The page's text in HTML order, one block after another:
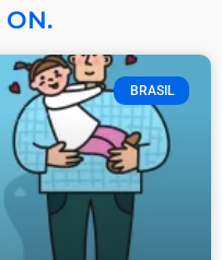
ON.
BRASIL